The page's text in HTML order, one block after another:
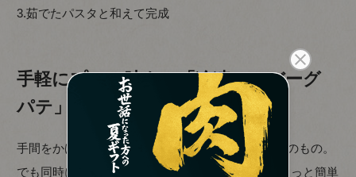
3.茹でたパスタと和えて完成
手軽にプロの味を。「冷凍ハンバーグ
パテ」という選択肢
手間をかけて作る本格パテは、まさに“ごちそう”そのもの。
でも同時に、「忙しい日はここまでできない」「もっと簡単